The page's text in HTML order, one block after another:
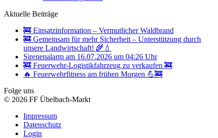
Aktuelle Beiträge
🚒 Einsatzinformation – Vermutlicher Waldbrand
🚒 Gemeinsam für mehr Sicherheit – Unterstützung durch
unsere Landwirtschaft! 🌾💧
Sirenenalarm am 16.07.2026 um 04:26 Uhr
🚒 Feuerwehr-Logistikfahrzeug zu verkaufen 🚒
🔥 Feuerwehrfitness am frühen Morgen 💪🚒
Folge uns
© 2026 FF Übelbach-Markt
Impressum
Datenschutz
Login